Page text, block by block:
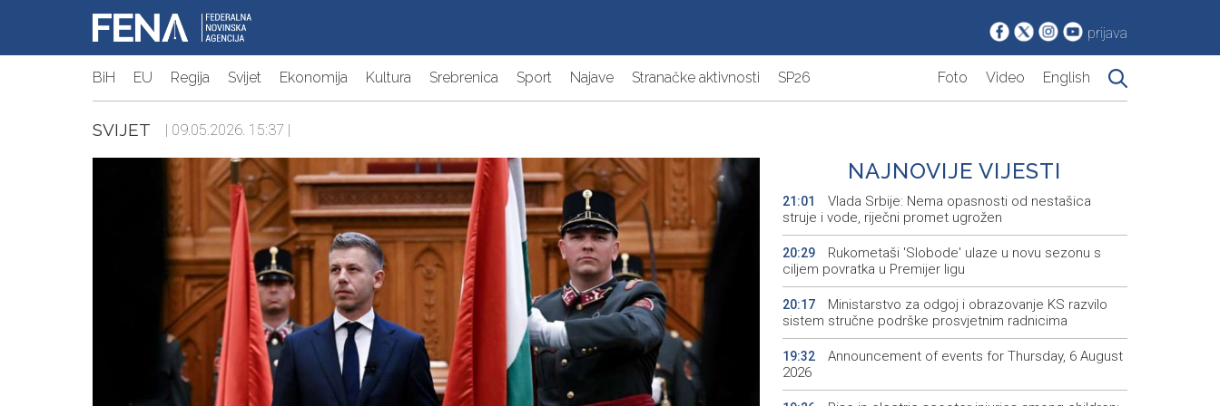
prijava
BiH EU Regija Svijet Ekonomija Kultura Srebrenica Sport Najave Stranačke aktivnosti SP26 Foto Video English
SVIJET | 09.05.2026. 15:37 |
NAJNOVIJE VIJESTI
21:01
Vlada Srbije: Nema opasnosti od nestašica
struje i vode, riječni promet ugrožen
20:29
Rukometaši 'Slobode' ulaze u novu sezonu s
ciljem povratka u Premijer ligu
20:17
Ministarstvo za odgoj i obrazovanje KS razvilo
sistem stručne podrške prosvjetnim radnicima
19:32
Announcement of events for Thursday, 6 August
2026